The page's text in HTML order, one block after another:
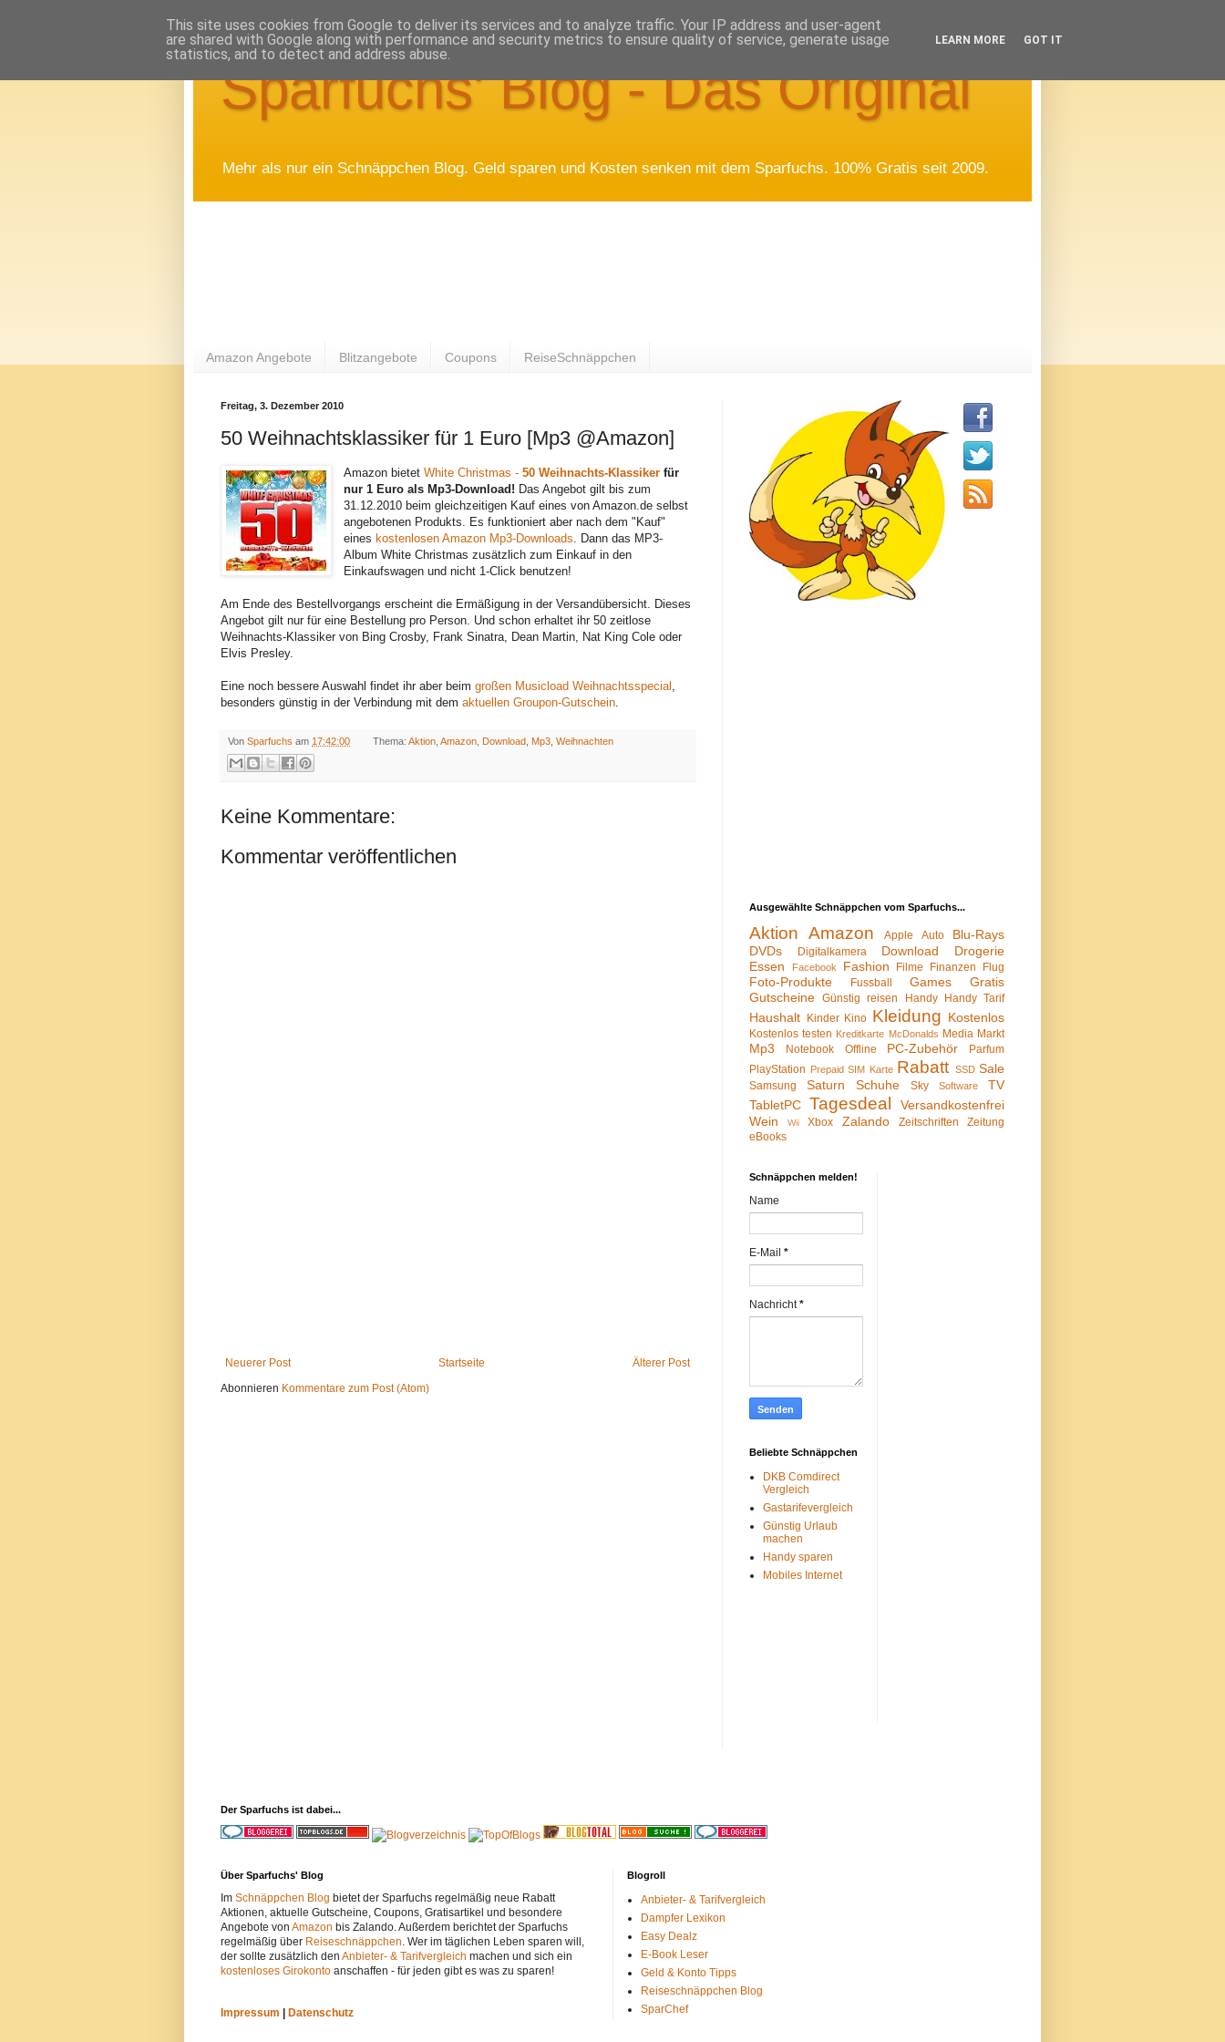
Sparfuchs' Blog - Das Original
Mehr als nur ein Schnäppchen Blog. Geld sparen und Kosten senken mit dem Sparfuchs. 100% Gratis seit 2009.
Amazon Angebote Blitzangebote Coupons ReiseSchnäppchen
Freitag, 3. Dezember 2010
50 Weihnachtsklassiker für 1 Euro [Mp3 @Amazon]
Amazon bietetWhite Christmas -50 Weihnachts-Klassiker für
nur 1 Euro als Mp3-Download! Das Angebot gilt bis zum
31.12.2010 beim gleichzeitigen Kauf eines von Amazon.de selbst
angebotenen Produkts. Es funktioniert aber nach dem "Kauf"
eines kostenlosen Amazon Mp3-Downloads . Dann das MP3-
Album White Christmas zusätzlich zum Einkauf in den
Einkaufswagen und nicht 1-Click benutzen!
Am Ende des Bestellvorgangs erscheint die Ermäßigung in der Versandübersicht. Dieses
Angebot gilt nur für eine Bestellung pro Person. Und schon erhaltet ihr 50 zeitlose
Weihnachts-Klassiker von Bing Crosby, Frank Sinatra, Dean Martin, Nat King Cole oder
Elvis Presley.
Eine noch bessere Auswahl findet ihr aber beim großen Musicload Weihnachtsspecial
besonders günstig in der Verbindung mit dem aktuellen Groupon-Gutschein
Von Sparfuchs am 17:42:00 Thema: Aktion, Amazon, Download, Mp3, Weihnachten
Keine Kommentare:
Kommentar veröffentlichen
Neuerer Post Älterer Post
Startseite
Abonnieren Kommentare zum Post (Atom)
Ausgewählte Schnäppchen vom Sparfuchs...
Aktion Amazon Apple Auto
Blu-Rays
DVDs
Digitalkamera Download
Drogerie
Essen
Facebook Fashion Filme Finanzen Flug
Foto-Produkte Fussball Games
Gratis
Gutscheine Günstig reisen Handy Handy Tarif
Haushalt Kinder Kino Kleidung Kostenlos
Kostenlos testen Kreditkarte McDonalds Media Markt
Mp3 Notebook Offline PC-Zubehör
Parfum
PlayStation Prepaid SIM Karte Rabatt SSD Sale
Samsung Saturn Schuhe Sky Software
TV
TabletPC Tagesdeal
Versandkostenfrei
Wein
Wii Xbox Zalando Zeitschriften
Zeitung
eBooks
Schnäppchen melden!
Name
E-Mail *
Nachricht*
Beliebte Schnäppchen
DKB Comdirect
Vergleich
Gastarifevergleich
Günstig Urlaub
machen
Handy sparen
Mobiles Internet
Der Sparfuchs ist dabei...
Über Sparfuchs' Blog
Im Schnäppchen Blog bietet der Sparfuchs regelmäßig neue Rabatt
Aktionen, aktuelle Gutscheine, Coupons, Gratisartikel und besondere
Angebote von Amazon bis Zalando. Außerdem berichtet der Sparfuchs
regelmäßig über Reiseschnäppchen. Wer im täglichen Leben sparen will,
der sollte zusätzlich den Anbieter- & Tarifvergleich machen und sich ein
kostenloses Girokonto anschaffen - für jeden gibt es was zu sparen!
Impressum Datenschutz
Blogroll
Anbieter- & Tarifvergleich
Dampfer Lexikon
Easy Dealz
E-Book Leser
Geld & Konto Tipps
Reiseschnäppchen Blog
SparChef
This site uses cookies from Google to deliver its services and to analyze traffic. Your IP address and user-agent
are shared with Google along with performance and security metrics to ensure quality of service, generate usage
statistics, and to detect and address abuse.
LEARN MORE GOT IT